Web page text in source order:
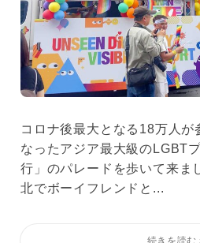
コロナ後最大となる18万人が
なったアジア最大級のLGBT
行」のパレードを歩いて来ま
北でボーイフレンドと...